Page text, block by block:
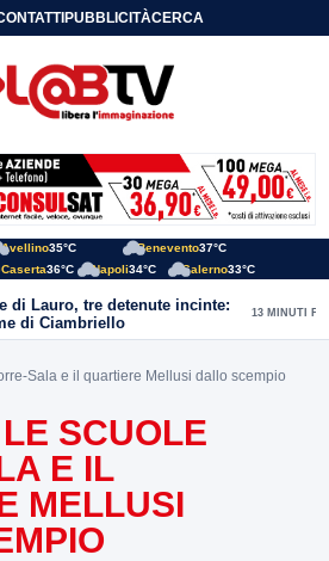
PUBBLICITÀCERCA
Avellino35°C Benevento37°C
Caserta36°C Napoli34°C Salerno33°C
di Lauro, tre detenute incinte:
di Ciambriello
13 MINUTI FA
Sala e il quartiere Mellusi dallo scempio
SCUOLE
E IL
MELLUSI